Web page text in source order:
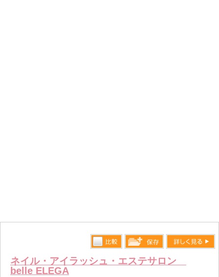
ネイル・アイラッシュ・エステサロン
belle ELEGA
比較す
る
保存リス 詳しく見る